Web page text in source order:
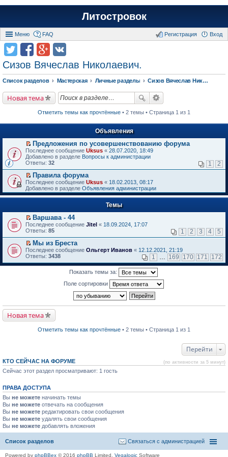
Литостровок
Меню FAQ Вход
Регистрация
Сизов Вячеслав Николаевич.
Список разделов Мастерская Личные разделы Сизов Вячеслав Николаевич.
Новая тема
Отметить темы как прочтённые • 2 темы • Страница 1 из 1
Объявления
П
е
р
й
т
и
к
п
в
о
м
у
н
е
п
р
о
о
м
у
н
и
Предложения по усовершенствованию форума
Последнее сообщение Uksus « 28.07.2020, 18:49
Добавлено в разделе Вопросы к администрации
Ответы: 32 1 2
П
е
р
е
т
и
к
п
р
в
о
м
у
и
т
а
с
о
о
е
и
ю
Правила форума
Последнее сообщение Uksus « 18.02.2013, 08:17
Добавлено в разделе Объявления администрации
Темы
П
е
е
й
т
и
к
у
н
е
а
н
м
у
с
о
о
б
щ
и
ю
Варшава - 44
Последнее сообщение Jitel « 18.09.2024, 17:07
Ответы: 85 1 2 3 4 5
П
е
е
р
в
о
р
о
ч
а
н
н
о
м
у
с
о
б
щ
Мы из Бреста
Последнее сообщение Ольгерт Иванов « 12.12.2021, 21:19
Ответы: 3438 1 … 169 170 171 172
Показать темы за:
Поле сортировки
Новая тема
Отметить темы как прочтённые • 2 темы • Страница 1 из 1
Перейти
КТО СЕЙЧАС НА ФОРУМЕ (по активности за 5 минут)
Сейчас этот раздел просматривают: 1 гость
ПРАВА ДОСТУПА
Вы не можете начинать темы
Вы не можете отвечать на сообщения
Вы не можете редактировать свои сообщения
Вы не можете удалять свои сообщения
Вы не можете добавлять вложения
Список разделов Связаться с администрацией
Powered by phpBBex © 2016 phpBB Limited, Vegalogic Software